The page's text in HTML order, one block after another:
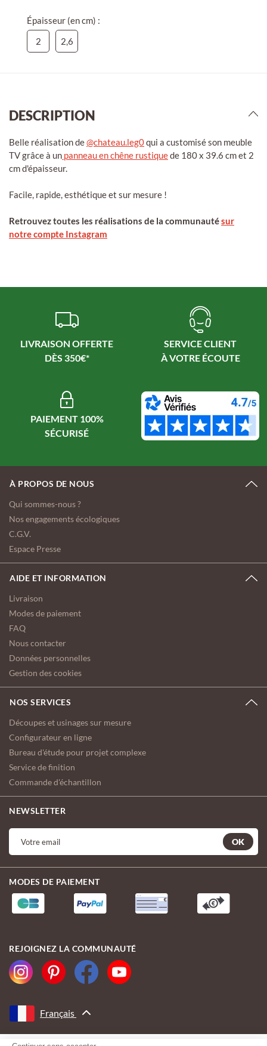
Épaisseur (en cm) :
2
2,6
DESCRIPTION
Belle réalisation de@chateau.leg0qui a customisé son meuble
TV grâce à un panneau en chêne rustiquede 180 x 39.6 cm et 2
cm d'épaisseur.
Facile, rapide, esthétique et sur mesure !
Retrouvez toutes les réalisations de la communautésur
notre compte Instagram
LIVRAISON OFFERTE
DÈS 350€*
SERVICE CLIENT
À VOTRE ÉCOUTE
PAIEMENT 100%
À PROPOS DE NOUS
Qui sommes-nous ?
Nos engagements écologiques
C.G.V.
Espace Presse
AIDE ET INFORMATION
Livraison
Modes de paiement
FAQ
Nous contacter
Données personnelles
Gestion des cookies
NOS SERVICES
Découpes et usinages sur mesure
Configurateur en ligne
Bureau d'étude pour projet complexe
Service de finition
Commande d'échantillon
NEWSLETTER
OK
MODES DE PAIEMENT
REJOIGNEZ LA COMMUNAUTÉ
Français